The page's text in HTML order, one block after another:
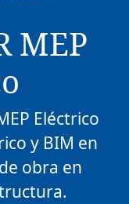
MEP
Eléctrico
y BIM en
obra en